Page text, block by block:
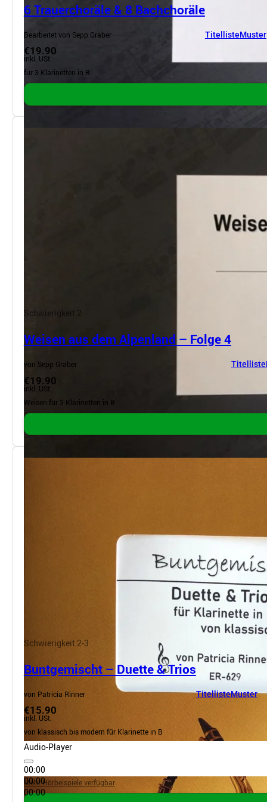
6 Trauerchoräle & 8 Bachchoräle
Bearbeitet von Sepp Graber TitellisteMuster
€19.90
inkl. USt.
für 3 Klarinetten in B
Schwierigkeit 2
Weisen aus dem Alpenland – Folge 4
von Sepp Graber Titelliste
€19.90
inkl. USt.
Weisen für 3 Klarinetten in B
Schwierigkeit 2-3
Buntgemischt – Duette & Trios
von Patricia Rinner TitellisteMuster
€15.90
inkl. USt.
von klassisch bis modern für Klarinette in B
Audio-Player
00:00
00:00
00:00
Mehr Hörbeispiele verfügbar